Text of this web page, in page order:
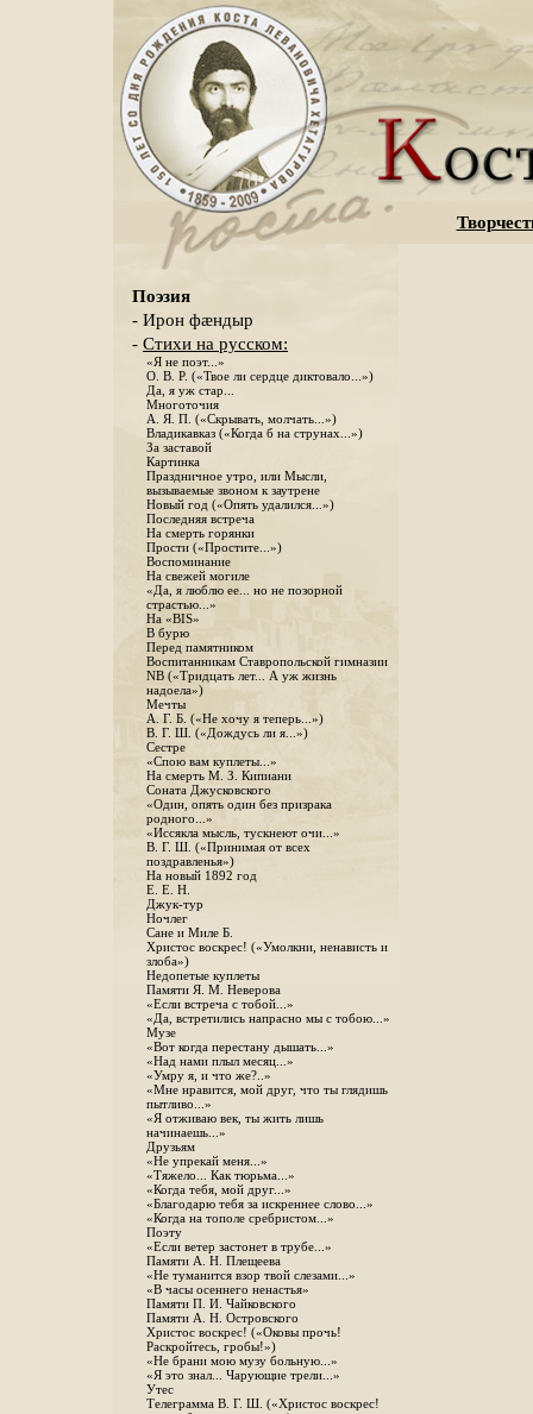
Поэзия
- Ирон фæндыр
- Стихи на русском:
«Я не поэт...»
О. В. Р. («Твое ли сердце диктовало...»)
Да, я уж стар...
Многоточия
А. Я. П. («Скрывать, молчать...»)
Владикавказ («Когда б на струнах...»)
За заставой
Картинка
Праздничное утро, или Мысли,
вызываемые звоном к заутрене
Новый год («Опять удалился...»)
Последняя встреча
На смерть горянки
Прости («Простите...»)
Воспоминание
На свежей могиле
«Да, я люблю ее... но не позорной
страстью...»
На «BIS»
В бурю
Перед памятником
Воспитанникам Ставропольской гимназии
NB («Тридцать лет... А уж жизнь
надоела»)
Мечты
А. Г. Б. («Не хочу я теперь...»)
В. Г. Ш. («Дождусь ли я...»)
Сестре
«Спою вам куплеты...»
На смерть М. З. Кипиани
Соната Джусковского
«Один, опять один без призрака
родного...»
«Иссякла мысль, тускнеют очи...»
В. Г. Ш. («Принимая от всех
поздравленья»)
На новый 1892 год
Е. Е. Н.
Джук-тур
Ночлег
Сане и Миле Б.
Христос воскрес! («Умолкни, ненависть и
злоба»)
Недопетые куплеты
Памяти Я. М. Неверова
«Если встреча с тобой...»
«Да, встретились напрасно мы с тобою...»
Музе
«Вот когда перестану дышать...»
«Над нами плыл месяц...»
«Умру я, и что же?..»
«Мне нравится, мой друг, что ты глядишь
пытливо...»
«Я отживаю век, ты жить лишь
начинаешь...»
Друзьям
«Не упрекай меня...»
«Тяжело... Как тюрьма...»
«Когда тебя, мой друг...»
«Благодарю тебя за искреннее слово...»
«Когда на тополе сребристом...»
Поэту
«Если ветер застонет в трубе...»
Памяти А. Н. Плещеева
«Не туманится взор твой слезами...»
«В часы осеннего ненастья»
Памяти П. И. Чайковского
Памяти А. Н. Островского
Христос воскрес! («Оковы прочь!
Раскройтесь, гробы!»)
«Не брани мою музу больную...»
«Я это знал... Чарующие трели...»
Утес
Телеграмма В. Г. Ш. («Христос воскрес!